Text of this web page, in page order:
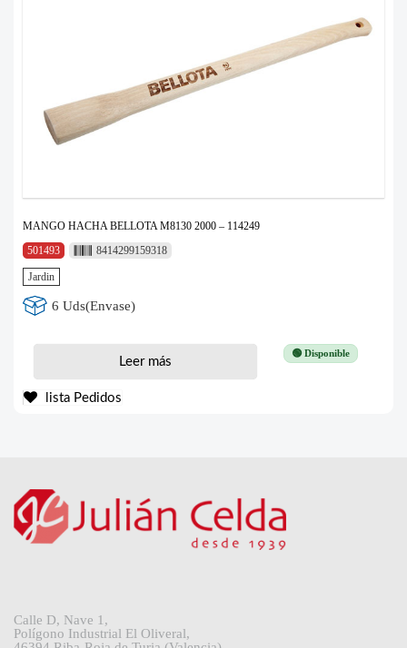
MANGO HACHA BELLOTA M8130 2000 – 114249
501493
8414299159318
Jardin
6 Uds(Envase)
🟢 Disponible
Leer más
lista Pedidos
Calle D, Nave 1,
Polígono Industrial El Oliveral,